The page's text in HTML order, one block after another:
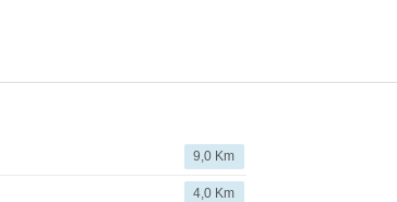
9,0 Km
4,0 Km